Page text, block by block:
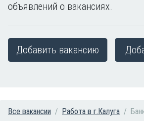
объявлений о вакансиях.
Добавить вакансию
Все вакансии Работа в г.Калуга